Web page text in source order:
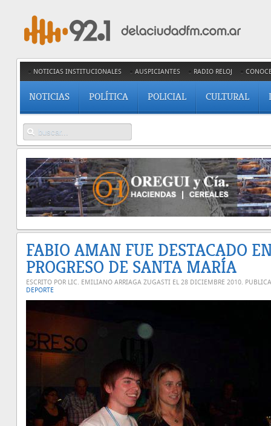
NOTICIAS INSTITUCIONALES AUSPICIANTES RADIO RELOJ
NOTICIAS POLÍTICA POLICIAL CULTURAL
FABIO AMAN FUE DESTACADO
PROGRESO DE SANTA MARÍA
ESCRITO POR LIC. EMILIANO ARRIAGA ZUGASTI EL 28 DICIEMBRE 2010.
DEPORTE